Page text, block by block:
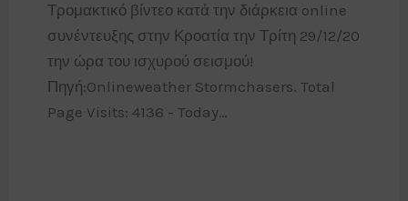
Τρομακτικό βίντεο κατά την διάρκεια online
συνέντευξης στην Κροατία την Τρίτη 29/12/20
την ώρα του ισχυρού σεισμού!
Πηγή:Onlineweather Stormchasers. Total
Page Visits: 4136 - Today…